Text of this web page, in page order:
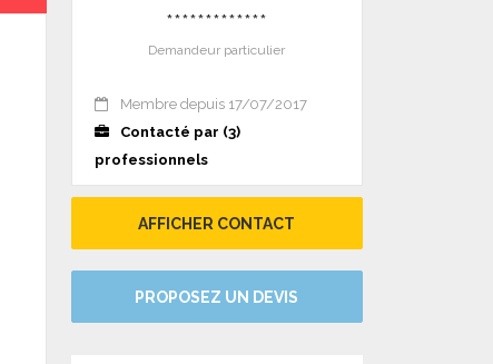
*************
Demandeur particulier
Membre depuis 17/07/2017
Contacté par (3)
professionnels
AFFICHER CONTACT
PROPOSEZ UN DEVIS